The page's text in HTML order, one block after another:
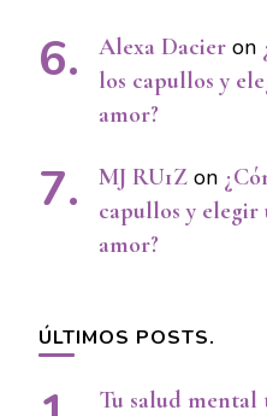
Alexa Dacier on
los capullos y
amor?
MJ RU1Z on
capullos y
amor?
ÚLTIMOS POSTS.
Tu salud mental